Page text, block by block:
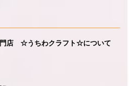
門店 ☆うちわクラフト☆について